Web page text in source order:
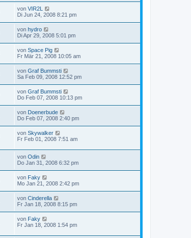
von VIR2L
Di Jun 24, 2008 8:21 pm
von hydro
Di Apr 29, 2008 5:01 pm
von Space Pig
Fr Mär 21, 2008 10:05 am
von Graf Bummsti
Sa Feb 09, 2008 12:52 pm
von Graf Bummsti
Do Feb 07, 2008 10:13 pm
von Doenerbude
Do Feb 07, 2008 2:40 pm
von Skywalker
Fr Feb 01, 2008 7:51 am
von Odin
Do Jan 31, 2008 6:32 pm
von Faky
Mo Jan 21, 2008 2:42 pm
von Cinderella
Fr Jan 18, 2008 8:15 pm
von Faky
Fr Jan 18, 2008 1:54 pm